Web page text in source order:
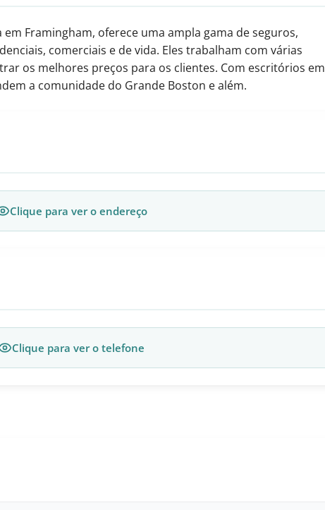
em Framingham, oferece uma ampla gama de seguros,
comerciais e de vida. Eles trabalham com várias
os melhores preços para os clientes. Com escritórios em
a comunidade do Grande Boston e além.
Clique para ver o endereço
Clique para ver o telefone